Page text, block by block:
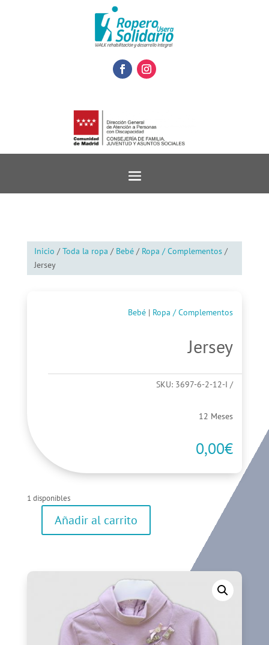
Inicio /Toda la ropa / Bebé/ Ropa / Complementos/
Jersey
Bebé | Ropa / Complementos
Jersey
SKU: 3697-6-2-12-I
12 Meses
0,00€
1 disponibles
Añadir al carrito